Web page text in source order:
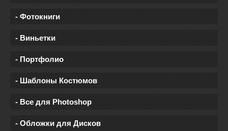
- Фотокниги
- Виньетки
- Портфолио
- Шаблоны Костюмов
- Все для Photoshop
- Обложки для Дисков